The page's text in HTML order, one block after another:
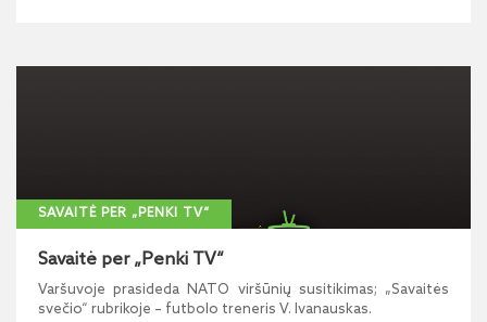
SAVAITĖ PER „PENKI TV“
Savaitė per „Penki TV“
Varšuvoje prasideda NATO viršūnių susitikimas; „Savaitės
svečio“ rubrikoje – futbolo treneris V. Ivanauskas.